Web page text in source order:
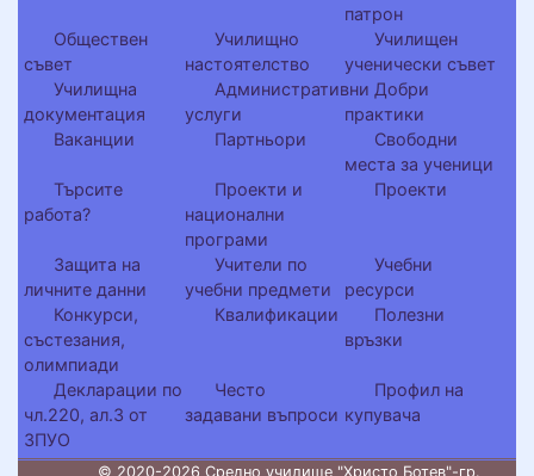
патрон
Обществен
съвет
Училищно
настоятелство
Училищен
ученически съвет
Училищна
документация
Административни
услуги
Добри
практики
Ваканции
Партньори
Свободни
места за ученици
Търсите
работа?
Проекти и
национални
програми
Проекти
Защита на
личните данни
Учители по
учебни предмети
Учебни
ресурси
Конкурси,
състезания,
олимпиади
Квалификации
Полезни
връзки
Декларации по
чл.220, ал.3 от
ЗПУО
Често
задавани въпроси
Профил на
купувача
© 2020-2026 Средно училище "Христо Ботев"-гр.